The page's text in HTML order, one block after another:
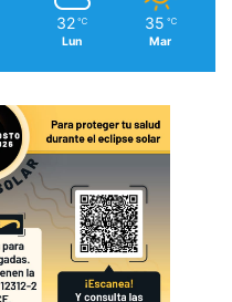
32 ℃
Lun
35 ℃
Mar